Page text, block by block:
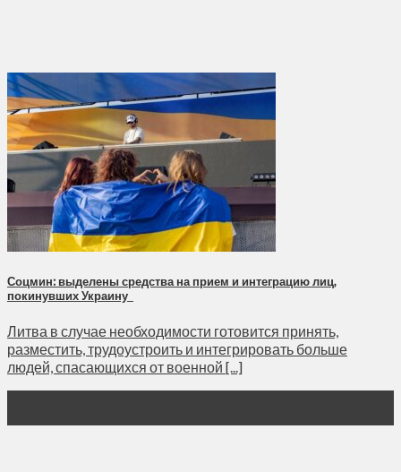
Соцмин: выделены средства на прием и интеграцию лиц,
покинувших Украину
Литва в случае необходимости готовится принять,
разместить, трудоустроить и интегрировать больше
людей, спасающихся от военной [...]